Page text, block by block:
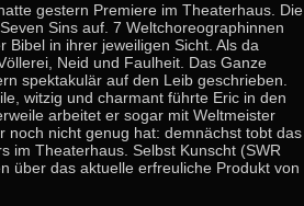
gestern Premiere im Theaterhaus. Die
Sins auf. 7 Weltchoreographinnen
Bibel in ihrer jeweiligen Sicht. Als da
Neid und Faulheit. Das Ganze
spektakulär auf den Leib geschrieben.
witzig und charmant führte Eric in den
arbeitet er sogar mit Weltmeister
noch nicht genug hat: demnächst tobt das
im Theaterhaus. Selbst Kunscht (SWR
über das aktuelle erfreuliche Produkt von